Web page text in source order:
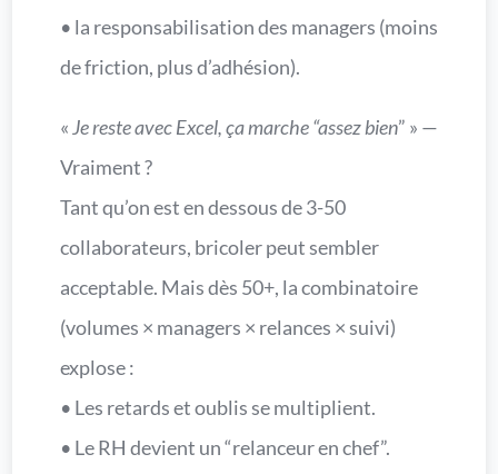
• la responsabilisation des managers (moins
de friction, plus d’adhésion).
«Je reste avec Excel, ça marche “assez bien” » —
Vraiment ?
Tant qu’on est en dessous de 3-50
collaborateurs, bricoler peut sembler
acceptable. Mais dès 50+, la combinatoire
(volumes × managers × relances × suivi)
explose :
• Les retards et oublis se multiplient.
• Le RH devient un “relanceur en chef”.